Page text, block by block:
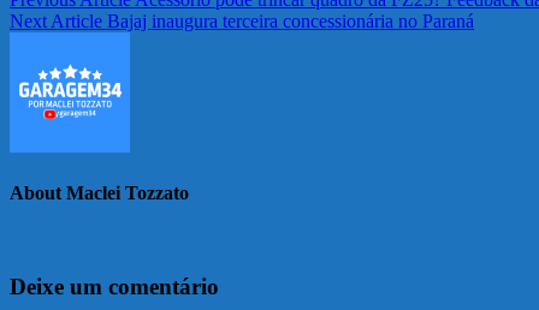
Next Article Bajaj inaugura terceira concessionária no Paraná
About Maclei Tozzato
Deixe um comentário